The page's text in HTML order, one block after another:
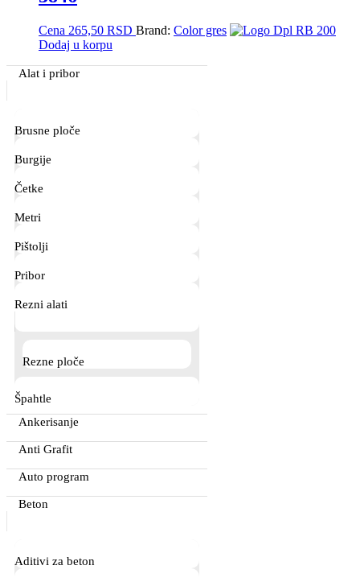
Cena 265,50 RSD Brand: Color gres
Dodaj u korpu
Primary
Sidebar
Alat i pribor
Brusne ploče
Burgije
Četke
Metri
Pištolji
Pribor
Rezni alati
Rezne ploče
Špahtle
Ankerisanje
Anti Grafit
Auto program
Beton
Aditivi za beton